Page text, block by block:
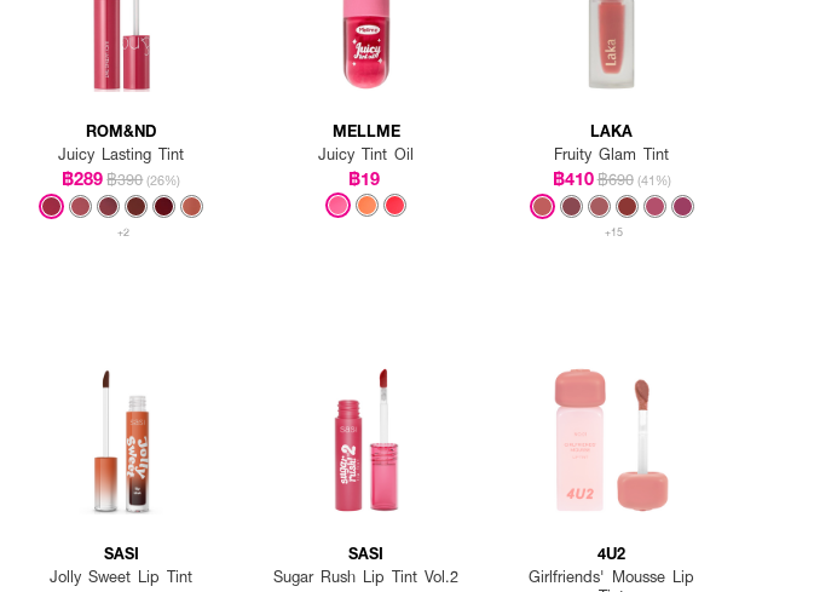
ROM&ND
Juicy Lasting Tint
฿289฿390 (26%)
+2
MELLME
Juicy Tint Oil
฿19
LAKA
Fruity Glam Tint
฿410฿690 (41%)
+15
SASI
Jolly Sweet Lip Tint
SASI
Sugar Rush Lip Tint Vol.2
4U2
Girlfriends' Mousse Lip